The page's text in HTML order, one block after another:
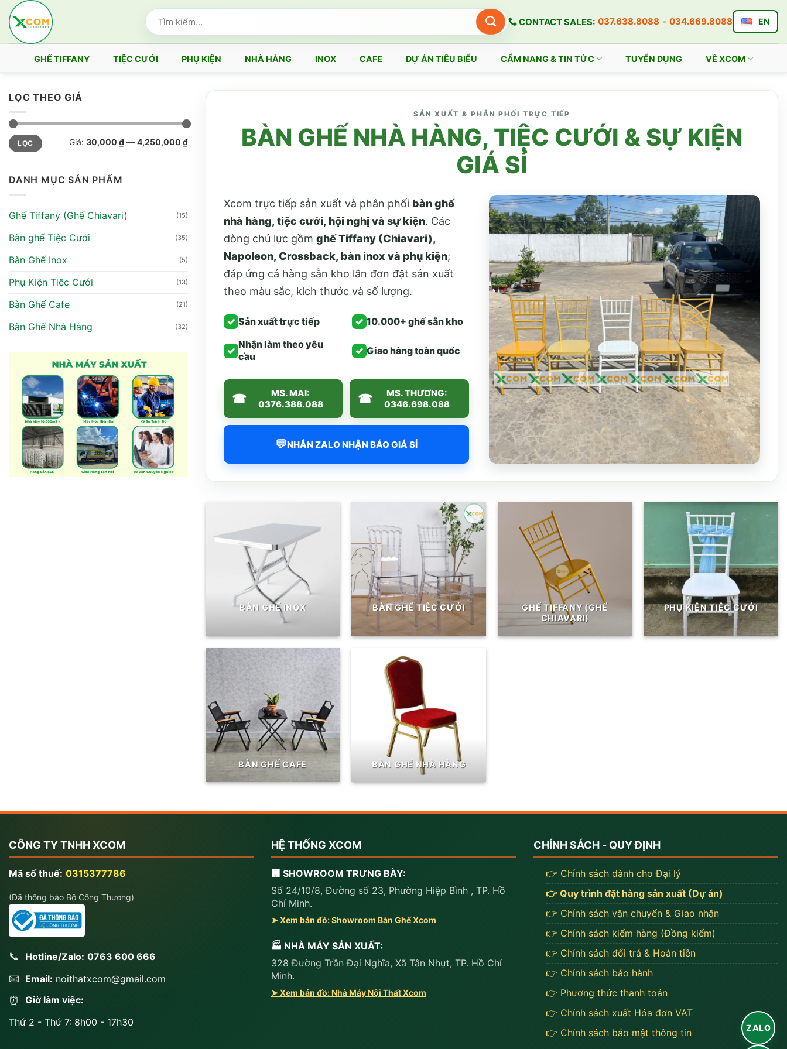
qua
nội
Tìm
kiếm:
CONTACT SALES: 037.638.8088 - 034.669.8088 EN
GHẾ TIFFANY TIỆC CƯỚI PHỤ KIỆN NHÀ HÀNG INOX CAFE DỰ ÁN TIÊU BIỂU CẨM NANG & TIN TỨC TUYỂN DỤNG VỀ XCOM
LỌC THEO GIÁ
Giá
tối
thiểu
Giá
tối
đa
LỌC Giá: 30,000 ₫ — 4,250,000 ₫
DANH MỤC SẢN PHẨM
Ghế Tiffany (Ghế Chiavari) (15)
Bàn ghế Tiệc Cưới (35)
Bàn Ghế Inox (5)
Phụ Kiện Tiệc Cưới (13)
Bàn Ghế Cafe (21)
Bàn Ghế Nhà Hàng (32)
SẢN XUẤT & PHÂN PHỐI TRỰC TIẾP
BÀN GHẾ NHÀ HÀNG, TIỆC CƯỚI & SỰ KIỆN
GIÁ SỈ
Xcom trực tiếp sản xuất và phân phối bàn ghế
nhà hàng, tiệc cưới, hội nghị và sự kiện. Các
dòng chủ lực gồm ghế Tiffany (Chiavari),
Napoleon, Crossback, bàn inox và phụ kiện;
đáp ứng cả hàng sẵn kho lẫn đơn đặt sản xuất
theo màu sắc, kích thước và số lượng.
✓ Sản xuất trực tiếp ✓ 10.000+ ghế sẵn kho
✓
Nhận làm theo yêu
cầu
✓ Giao hàng toàn quốc
☎
MS. MAI:
0376.388.088
☎
MS. THƯƠNG:
0346.698.088
💬NHẮN ZALO NHẬN BÁO GIÁ SỈ
BÀN GHẾ INOX BÀN GHẾ TIỆC CƯỚI
GHẾ TIFFANY (GHẾ
CHIAVARI)
PHỤ KIỆN TIỆC CƯỚI
BÀN GHẾ CAFE BÀN GHẾ NHÀ HÀNG
CÔNG TY TNHH XCOM
Mã số thuế: 0315377786
(Đã thông báo Bộ Công Thương)
📞 Hotline/Zalo: 0763 600 666
📧 Email: noithatxcom@gmail.com
⏰
Giờ làm việc:
Thứ 2 - Thứ 7: 8h00 - 17h30
HỆ THỐNG XCOM
🏢 SHOWROOM TRƯNG BÀY:
Số 24/10/8, Đường số 23, Phường Hiệp Bình , TP. Hồ
Chí Minh.
➤ Xem bản đồ: Showroom Bàn Ghế Xcom
🏭 NHÀ MÁY SẢN XUẤT:
328 Đường Trần Đại Nghĩa, Xã Tân Nhựt, TP. Hồ Chí
Minh.
➤ Xem bản đồ: Nhà Máy Nội Thất Xcom
CHÍNH SÁCH - QUY ĐỊNH
👉 Chính sách dành cho Đại lý
👉 Quy trình đặt hàng sản xuất (Dự án)
👉 Chính sách vận chuyển & Giao nhận
👉 Chính sách kiểm hàng (Đồng kiểm)
👉 Chính sách đổi trả & Hoàn tiền
👉 Chính sách bảo hành
👉 Phương thức thanh toán
👉 Chính sách xuất Hóa đơn VAT
👉 Chính sách bảo mật thông tin
ZALO